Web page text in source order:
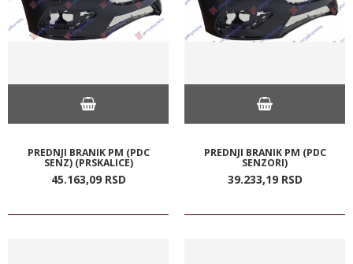
PREDNJI BRANIK PM (PDC
SENZ) (PRSKALICE)
45.163,09 RSD
PREDNJI BRANIK PM (PDC
SENZORI)
39.233,19 RSD